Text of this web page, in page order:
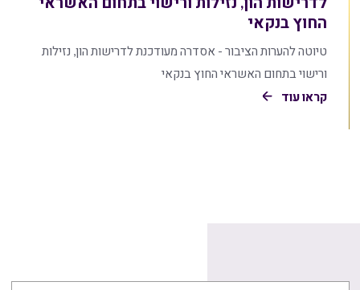
החוץ בנקאי
טיוטה להערות הציבור - אסדרה מעודכנת לדרישות הון, נזילות
ורישוי בתחום האשראי החוץ בנקאי
קראו עוד